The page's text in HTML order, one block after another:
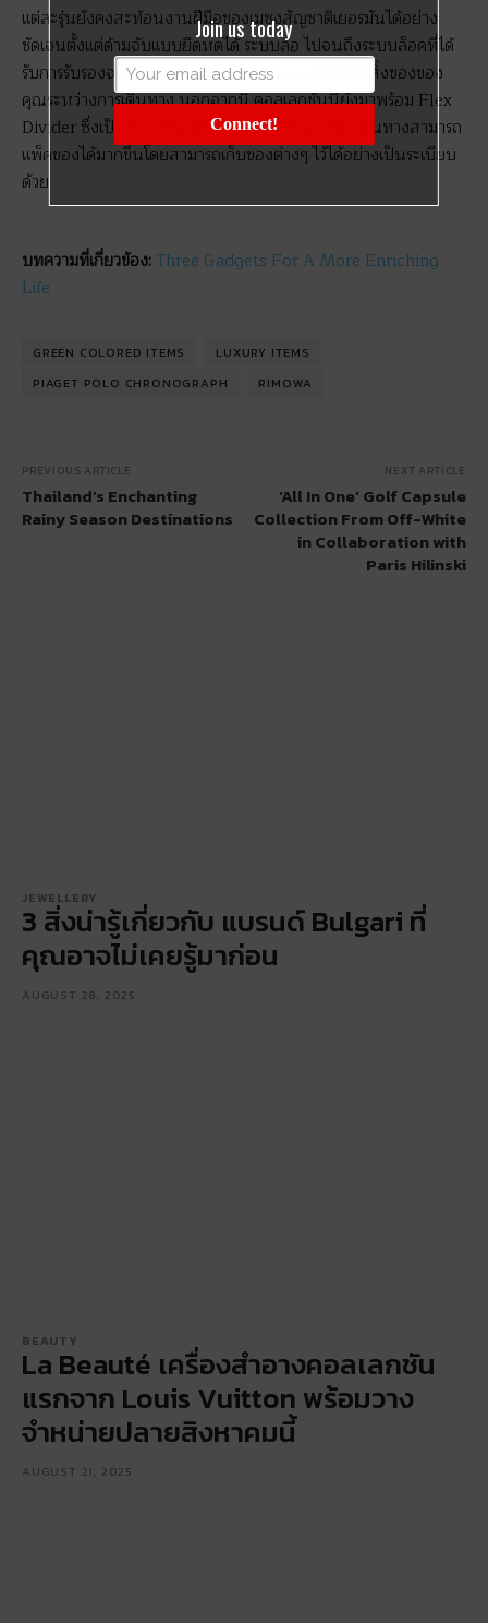
แต่ละรุ่นยังคงสะท้อนงานฝีมือของเมซงสัญชาติเยอรมันได้อย่าง
ชัดเจนตั้งแต่ด้ามจับแบบยืดหดได้ ระบบล้อ ไปจนถึงระบบล็อคที่ได้
รับการรับรองจาก TSA เพื่อรักษาความปลอดภัยให้กับสิ่งของของ
คุณระหว่างการเดินทาง นอกจากนี้ คอลเลกชั่นนี้ยังมาพร้อม Flex
Divider ซึ่งเป็นระบบบีบอัดของแบรนด์ที่ช่วยให้นักเดินทางสามารถ
แพ็คของได้มากขึ้นโดยสามารถเก็บของต่างๆ ไว้ได้อย่างเป็นระเบียบ
ด้วย
บทความที่เกี่ยวข้อง:Three Gadgets For A More Enriching
Life
GREEN COLORED ITEMS
LUXURY ITEMS
PIAGET POLO CHRONOGRAPH
RIMOWA
PREVIOUS ARTICLE
Thailand’s Enchanting
Rainy Season Destinations
NEXT ARTICLE
‘All In One’ Golf Capsule
Collection From Off-White
in Collaboration with
Paris Hilinski
JEWELLERY
3 สิ่งน่ารู้เกี่ยวกับ แบรนด์ Bulgari ที่
คุณอาจไม่เคยรู้มาก่อน
AUGUST 28, 2025
BEAUTY
La Beauté เครื่องสำอางคอลเลกชัน
แรกจาก Louis Vuitton พร้อมวาง
จำหน่ายปลายสิงหาคมนี้
AUGUST 21, 2025
Join us today
Connect!